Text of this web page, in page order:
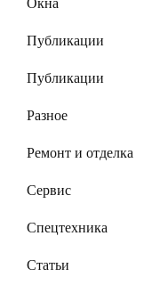
Публикации
Публикации
Разное
Ремонт и отделка
Сервис
Спецтехника
Статьи